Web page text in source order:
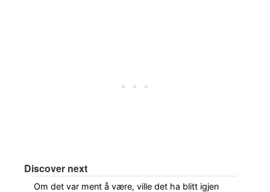
Discover next
Om det var ment å være, ville det ha blitt igjen